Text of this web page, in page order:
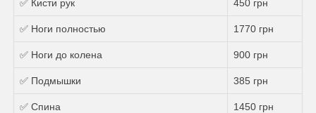
✅ Кисти рук 450 грн
✅ Ноги полностью 1770 грн
✅ Ноги до колена 900 грн
✅ Подмышки 385 грн
✅ Спина 1450 грн